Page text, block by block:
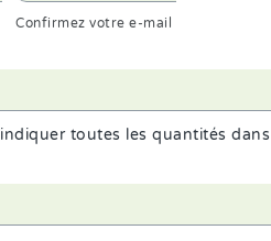
Confirmez votre e-mail
toutes les quantités